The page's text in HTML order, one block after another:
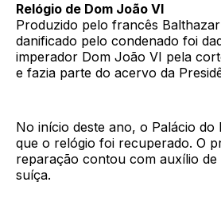
Relógio de Dom João VI
Produzido pelo francês
danificado pelo condenado foi
imperador Dom João VI pela
e fazia parte do acervo da
No início deste ano, o Palácio
que o relógio foi recuperado. O
reparação contou com auxílio de
suíça.